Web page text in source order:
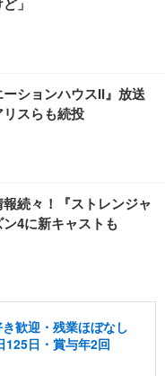
ションハウスII』放送
スらも続投
続々！『ストレンジャ
4に新キャストも
歓迎・残業ほぼなし
125日・賞与年2回